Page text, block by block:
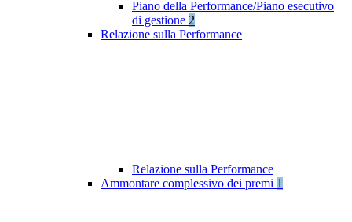
Piano della Performance/Piano esecutivo
di gestione 2
Relazione sulla Performance
Relazione sulla Performance
Ammontare complessivo dei premi 1